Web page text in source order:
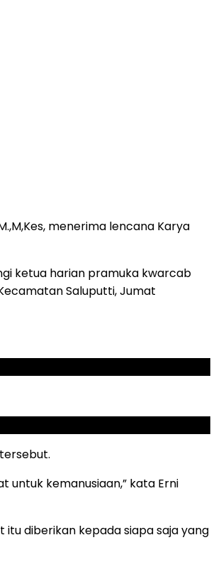
menerima lencana Karya
ketua harian pramuka kwarcab
Saluputti, Jumat
untuk kemanusiaan,” kata Erni
diberikan kepada siapa saja yang